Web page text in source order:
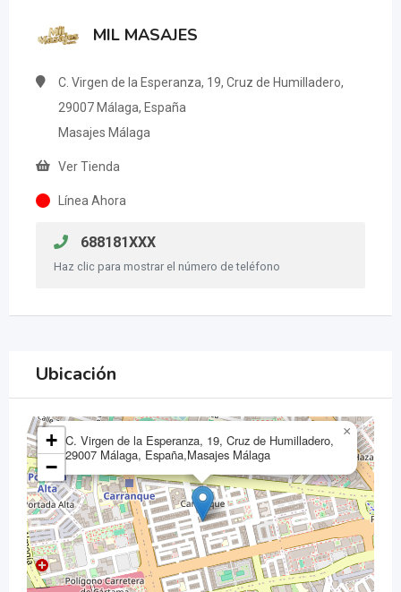
MIL MASAJES
C. Virgen de la Esperanza, 19, Cruz de Humilladero,
29007 Málaga, España
Masajes Málaga
Ver Tienda
Línea Ahora
688181XXX
Haz clic para mostrar el número de teléfono
Ubicación
C. Virgen de la Esperanza, 19, Cruz de Humilladero,
29007 Málaga, España,Masajes Málaga
×
+
−